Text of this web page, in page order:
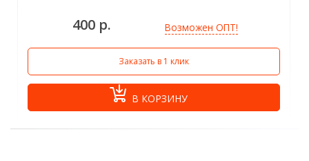
400 р. Возможен ОПТ!
Заказать в 1 клик
В КОРЗИНУ